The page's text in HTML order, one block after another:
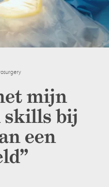
mijn
skills bij
een